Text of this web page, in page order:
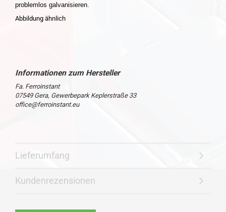
problemlos galvanisieren.
Abbildung ähnlich
Fa. Ferroinstant
07549 Gera, Gewerbepark Keplerstraße 33
office@ferroinstant.eu
Lieferumfang
Kundenrezensionen